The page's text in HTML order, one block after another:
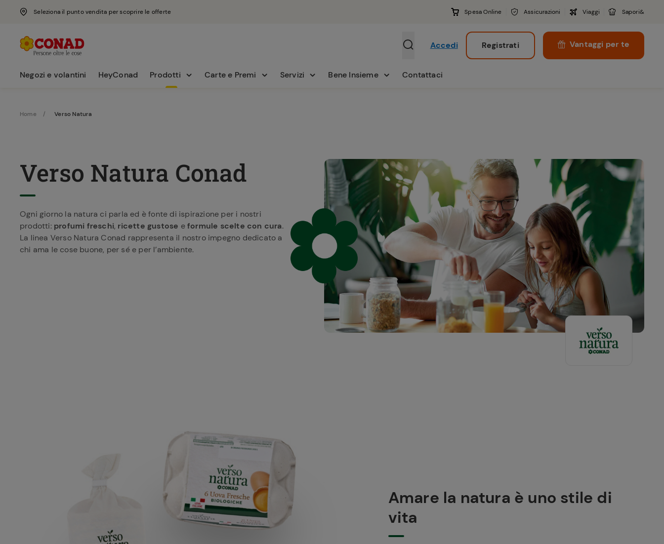
Seleziona il punto vendita per scoprire le offerte Spesa Online Assicurazioni Viaggi Sapori&
Accedi Registrati Vantaggi per te
Negozi e volantini HeyConad Prodotti Carte e Premi Servizi Bene Insieme Contattaci
Home Verso Natura
Verso Natura Conad
Ogni giorno la natura ci parla ed è fonte di ispirazione per i nostri
prodotti: profumi freschi, ricette gustose eformule scelte con cura.
La linea Verso Natura Conad rappresenta il nostro impegno dedicato a
chi ama le cose buone, per sé e per l’ambiente.
Amare la natura è uno stile di
vita